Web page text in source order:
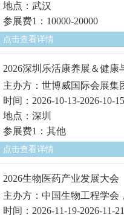
地点：武汉
参展费1：10000-20000
点击查看详情
2026深圳乐活康养展＆健
主办方：世博威国际会展集
时间：2026-10-13-2026-10-15
地点：深圳
参展费1：其他
点击查看详情
2026生物医药产业发展大会
主办方：中国生物工程学会
时间：2026-11-19-2026-11-21